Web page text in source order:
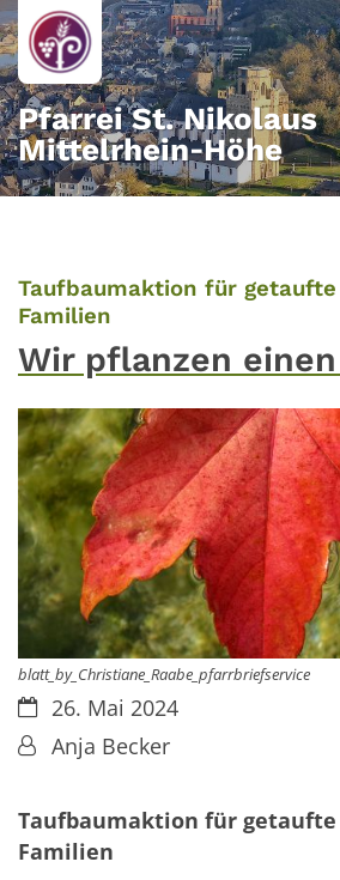
Zum Inhalt springen
Pfarrei St. Nikolaus
Mittelrhein‑Höhe
Taufbaumaktion für
Familien
Wir pflanzen
blatt_by_Christiane_Raabe_pfarrbriefservice
Datum:26. Mai 2024
Von:Anja Becker
Taufbaumaktion für
Familien